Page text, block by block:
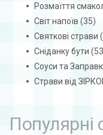
Розмаїття
Світ напоїв (35)
Святкові страви
Сніданку бути
Соуси та
Страви від
Популярні